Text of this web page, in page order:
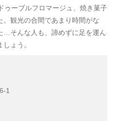
ゥーブルフロマージュ、焼き菓子
観光の合間であまり時間がな
…そんな人も、諦めずに足を運ん
ょう。
1